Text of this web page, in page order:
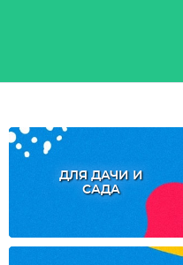
ДЛЯ ДАЧИ И
САДА